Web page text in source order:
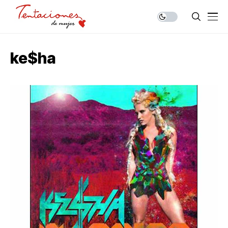
ke$ha